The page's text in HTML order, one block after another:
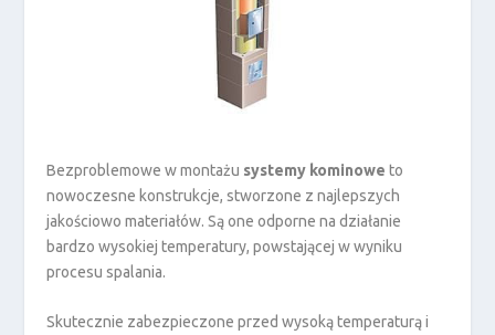
Bezproblemowe w montażu systemy kominowe to
nowoczesne konstrukcje, stworzone z najlepszych
jakościowo materiałów. Są one odporne na działanie
bardzo wysokiej temperatury, powstającej w wyniku
procesu spalania.
Skutecznie zabezpieczone przed wysoką temperaturą i